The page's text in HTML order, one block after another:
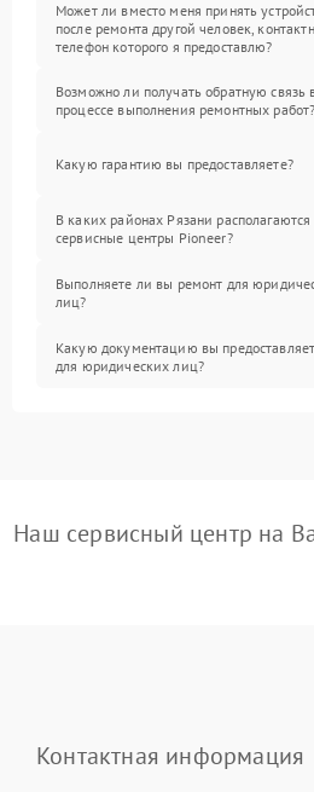
Может ли вместо меня принять
после ремонта другой человек,
телефон которого я предоставлю?
Возможно ли получать обратную связь
процессе выполнения ремонтных работ?
Какую гарантию вы предоставляете?
В каких районах Рязани располагаются
сервисные центры Pioneer?
Выполняете ли вы ремонт для
лиц?
Какую документацию вы
для юридических лиц?
Наш сервисный центр на
Контактная информация